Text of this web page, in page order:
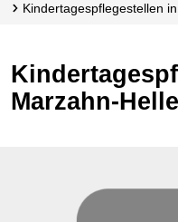
Kindertagespflegestellen
Marzahn-